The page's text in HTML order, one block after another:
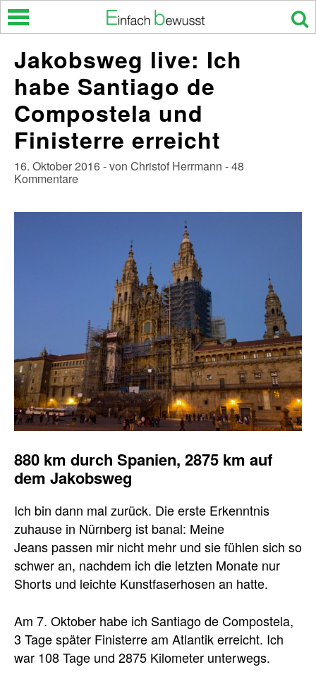
Skip
Jakobsweg live: Ich
habe Santiago de
Compostela und
Finisterre erreicht
16. Oktober 2016 - von Christof Herrmann - 48
Kommentare
880 km durch Spanien, 2875 km auf
dem Jakobsweg
Ich bin dann mal zurück. Die erste Erkenntnis
zuhause in Nürnberg ist banal: Meine
Jeans passen mir nicht mehr und sie fühlen sich so
schwer an, nachdem ich die letzten Monate nur
Shorts und leichte Kunstfaserhosen an hatte.
Am 7. Oktober habe ich Santiago de Compostela,
3 Tage später Finisterre am Atlantik erreicht. Ich
war 108 Tage und 2875 Kilometer unterwegs.